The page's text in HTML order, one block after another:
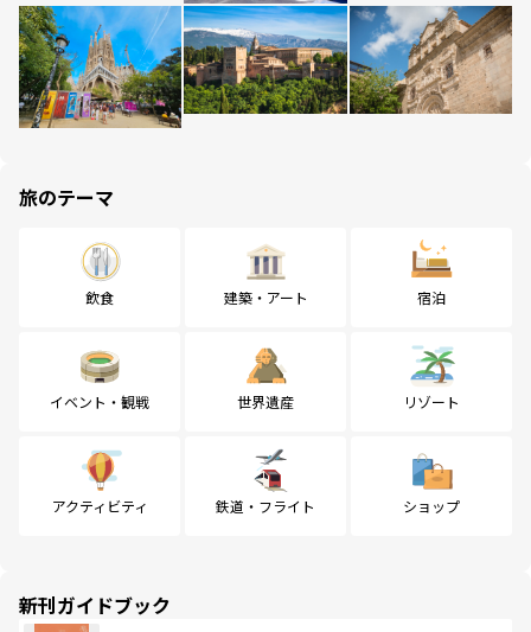
旅のテーマ
飲食 建築・アート 宿泊
イベント・観戦 世界遺産 リゾート
アクティビティ 鉄道・フライト ショップ
新刊ガイドブック